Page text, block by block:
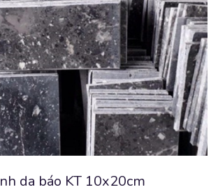
da báo KT 10x20cm